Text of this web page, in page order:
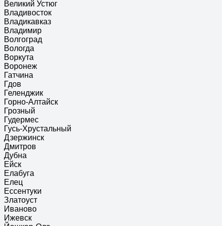
Великий Устюг
Владивосток
Владикавказ
Владимир
Волгоград
Вологда
Воркута
Воронеж
Гатчина
Гдов
Геленджик
Горно-Алтайск
Грозный
Гудермес
Гусь-Хрустальный
Дзержинск
Дмитров
Дубна
Ейск
Елабуга
Елец
Ессентуки
Златоуст
Иваново
Ижевск